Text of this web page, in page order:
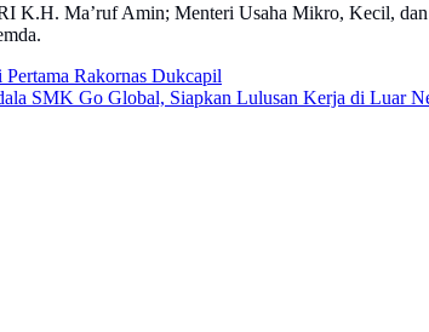
RI K.H. Ma’ruf Amin; Menteri Usaha Mikro, Kecil,
Rakornas Dukcapil
SMK Go Global, Siapkan Lulusan Kerja di Luar